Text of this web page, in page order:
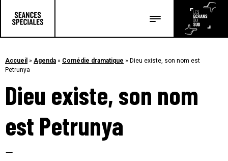
Accueil » Agenda » Comédie dramatique » Dieu existe, son nom est
Petrunya
Dieu existe, son nom
est Petrunya
–